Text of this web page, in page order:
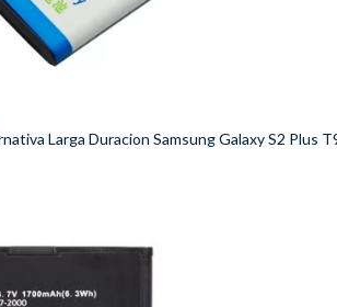
Larga Duracion Samsung Galaxy S2 Plus